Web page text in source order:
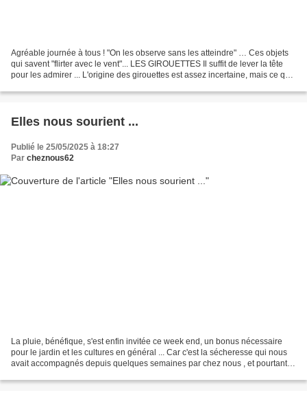
Agréable journée à tous ! "On les observe sans les atteindre" … Ces objets
qui savent "flirter avec le vent"... LES GIROUETTES Il suffit de lever la tête
pour les admirer ... L'origine des girouettes est assez incertaine, mais ce qui
Elles nous sourient ...
Publié le 25/05/2025 à 18:27
Par cheznous62
La pluie, bénéfique, s'est enfin invitée ce week end, un bonus nécessaire
pour le jardin et les cultures en général ... Car c'est la sécheresse qui nous
avait accompagnés depuis quelques semaines par chez nous , et pourtant